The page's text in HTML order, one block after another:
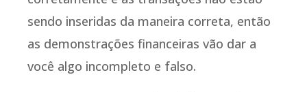
sendo inseridas da maneira correta, então
as demonstrações financeiras vão dar a
você algo incompleto e falso.